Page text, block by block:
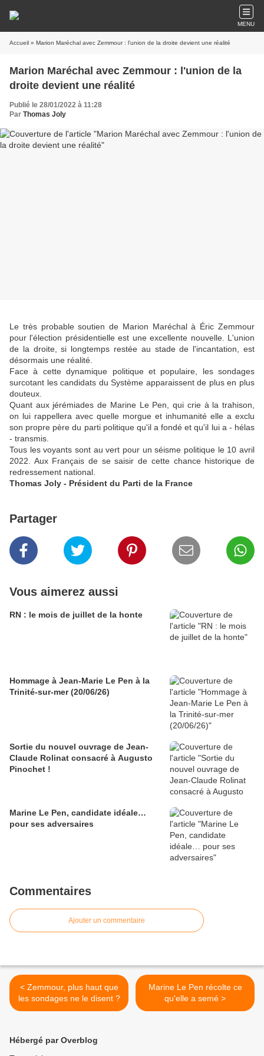
MENU
Accueil » Marion Maréchal avec Zemmour : l'union de la droite devient une réalité
Marion Maréchal avec Zemmour : l'union de la
droite devient une réalité
Publié le 28/01/2022 à 11:28
Par Thomas Joly
Le très probable soutien de Marion Maréchal à Éric Zemmour
pour l'élection présidentielle est une excellente nouvelle. L'union
de la droite, si longtemps restée au stade de l'incantation, est
désormais une réalité.
Face à cette dynamique politique et populaire, les sondages
surcotant les candidats du Système apparaissent de plus en plus
douteux.
Quant aux jérémiades de Marine Le Pen, qui crie à la trahison,
on lui rappellera avec quelle morgue et inhumanité elle a exclu
son propre père du parti politique qu'il a fondé et qu'il lui a - hélas
- transmis.
Tous les voyants sont au vert pour un séisme politique le 10 avril
2022. Aux Français de se saisir de cette chance historique de
redressement national.
Thomas Joly - Président du Parti de la France
Partager
Vous aimerez aussi
RN : le mois de juillet de la honte
Hommage à Jean-Marie Le Pen à la
Trinité-sur-mer (20/06/26)
Sortie du nouvel ouvrage de Jean-
Claude Rolinat consacré à Augusto
Pinochet !
Marine Le Pen, candidate idéale…
pour ses adversaires
Commentaires
Ajouter un commentaire
< Zemmour, plus haut que
les sondages ne le disent ?
Marine Le Pen récolte ce
qu'elle a semé >
Hébergé par Overblog